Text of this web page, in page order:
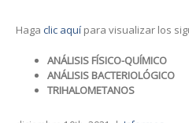
Haga clic aquí para visualizar los
ANÁLISIS FÍSICO-QUÍMICO
ANÁLISIS BACTERIOLÓGICO
TRIHALOMETANOS